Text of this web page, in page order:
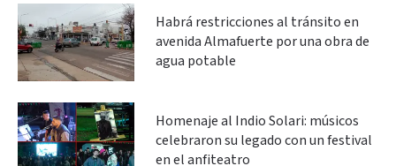
Habrá restricciones al tránsito en
avenida Almafuerte por una obra de
agua potable
Homenaje al Indio Solari: músicos
celebraron su legado con un festival
en el anfiteatro